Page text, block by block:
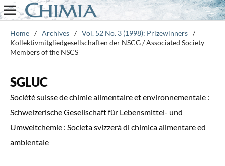
Home / Archives / Vol. 52 No. 3 (1998): Prizewinners /
Kollektivmitgliedgesellschaften der NSCG / Associated Society
Members of the NSCS
SGLUC
Société suisse de chimie alimentaire et environnementale :
Schweizerische Gesellschaft für Lebensmittel- und
Umweltchemie : Societa svizzerà di chimica alimentare ed
ambientale